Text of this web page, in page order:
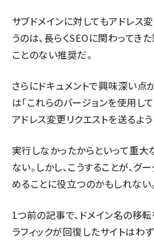
サブドメインに対してもアドレス
うのは、長らくSEOに関わってき
ことのない推奨だ。
さらにドキュメントで興味深い点
は「これらのバージョンを使用し
アドレス変更リクエストを送るよ
実行しなかったからといって重
ない。しかし、こうすることが、
めることに役立つのかもしれない。
1つ前の記事で、ドメイン名の移
ラフィックが回復したサイトはわ